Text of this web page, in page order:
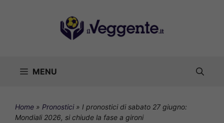
MENU
Home » Pronostici» I pronostici di sabato 27 giugno:
Mondiali 2026, si chiude la fase a gironi